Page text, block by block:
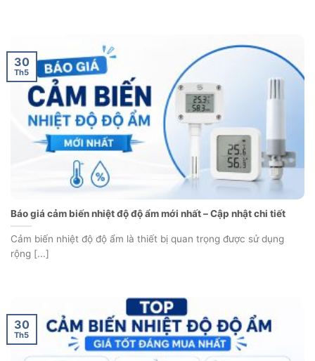
Báo giá cảm biến nhiệt độ độ ẩm mới nhất – Cập nhật chi tiết
Cảm biến nhiệt độ độ ẩm là thiết bị quan trọng được sử dụng
rộng [...]
30
Th5
30
Th5